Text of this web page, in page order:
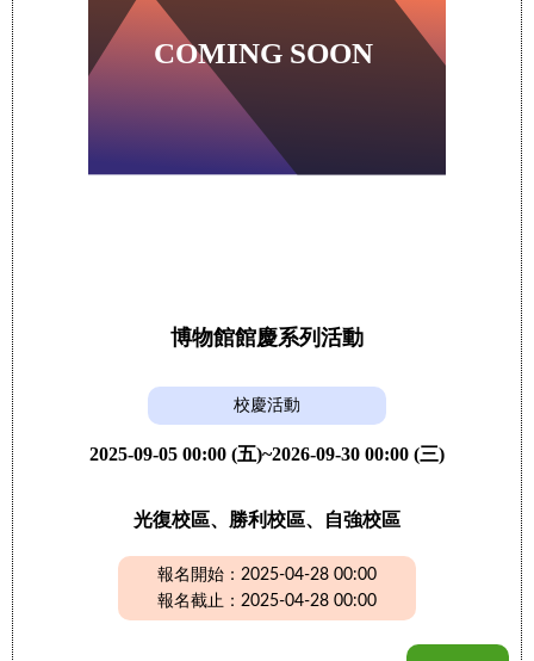
博物館館慶系列活動
校慶活動
2025-09-05 00:00 (五)~2026-09-30 00:00 (三)
光復校區、勝利校區、自強校區
報名開始：2025-04-28 00:00
報名截止：2025-04-28 00:00